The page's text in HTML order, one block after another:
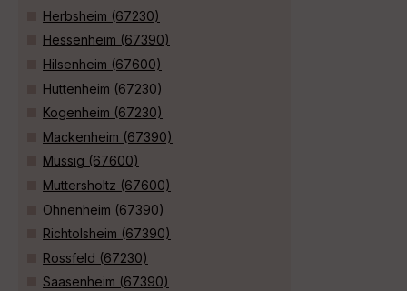
Herbsheim (67230)
Hessenheim (67390)
Hilsenheim (67600)
Huttenheim (67230)
Kogenheim (67230)
Mackenheim (67390)
Mussig (67600)
Muttersholtz (67600)
Ohnenheim (67390)
Richtolsheim (67390)
Rossfeld (67230)
Saasenheim (67390)